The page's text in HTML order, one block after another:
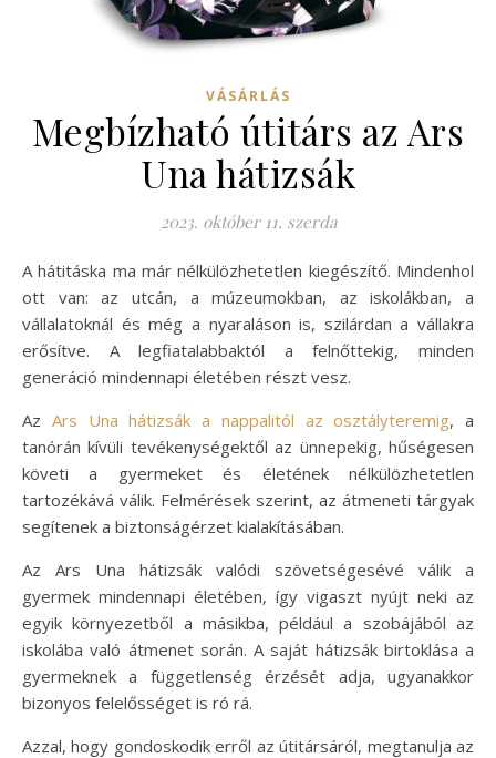
VÁSÁRLÁS
Megbízható útitárs az Ars
Una hátizsák
2023. október 11. szerda
A hátitáska ma már nélkülözhetetlen kiegészítő. Mindenhol
ott van: az utcán, a múzeumokban, az iskolákban, a
vállalatoknál és még a nyaraláson is, szilárdan a vállakra
erősítve. A legfiatalabbaktól a felnőttekig, minden
generáció mindennapi életében részt vesz.
Az Ars Una hátizsák a nappalitól az osztályteremig, a
tanórán kívüli tevékenységektől az ünnepekig, hűségesen
követi a gyermeket és életének nélkülözhetetlen
tartozékává válik. Felmérések szerint, az átmeneti tárgyak
segítenek a biztonságérzet kialakításában.
Az Ars Una hátizsák valódi szövetségesévé válik a
gyermek mindennapi életében, így vigaszt nyújt neki az
egyik környezetből a másikba, például a szobájából az
iskolába való átmenet során. A saját hátizsák birtoklása a
gyermeknek a függetlenség érzését adja, ugyanakkor
bizonyos felelősséget is ró rá.
Azzal, hogy gondoskodik erről az útitársáról, megtanulja az